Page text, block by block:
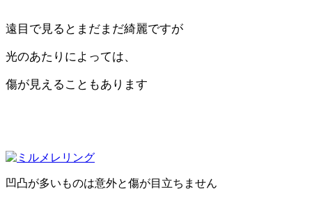
遠目で見るとまだまだ綺麗ですが
光のあたりによっては、
傷が見えることもあります
凹凸が多いものは意外と傷が目立ちません